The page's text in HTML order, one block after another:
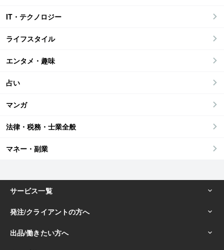
IT・テクノロジー
ライフスタイル
エンタメ・趣味
占い
マンガ
法律・税務・士業全般
マネー・副業